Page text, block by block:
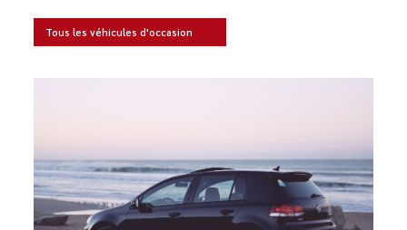
Tous les véhicules d'occasion